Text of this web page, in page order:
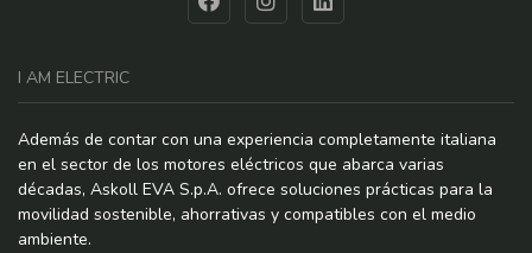
I AM ELECTRIC
Además de contar con una experiencia completamente italiana
en el sector de los motores eléctricos que abarca varias
décadas, Askoll EVA S.p.A. ofrece soluciones prácticas para la
movilidad sostenible, ahorrativas y compatibles con el medio
ambiente.